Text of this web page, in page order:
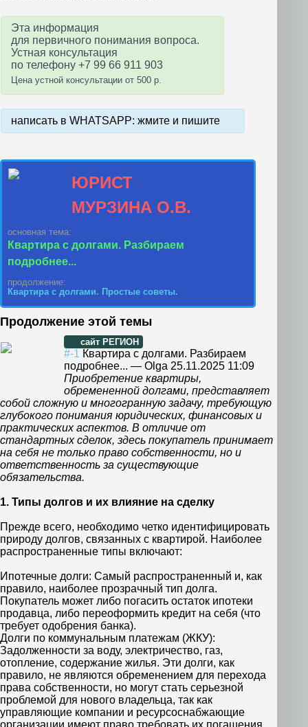
Эта информация
для первичного понимания вопроса.
Устная консультация
по телефону +7 99 66 911 903
Цена устной консультации от 500 р.
написать в WHATSAPP: жмите и пишите
ЮРИСТ
МУРЗИНА О.В.
основная тема:
Квартира с долгами. Разбираем
подробнее...
продолжение:
Квартира с долгами. Простые советы.
Продолжение этой темы
сайт РЕГИОН
#-1 Квартира с долгами. Разбираем
подробнее... — Olga 25.11.2025 11:09
Приобретение квартиры,
обремененной долгами, представляет
собой сложную и многогранную задачу, требующую
глубокого понимания юридических, финансовых и
практических аспектов. В отличие от
стандартных сделок, здесь покупатель принимает
на себя не только право собственности, но и
ответственность за существующие
обязательства.
1. Типы долгов и их влияние на сделку
Прежде всего, необходимо четко идентифицировать
природу долгов, связанных с квартирой. Наиболее
распространенные типы включают:
Ипотечные долги: Самый распространенный и, как
правило, наиболее прозрачный тип долга.
Покупатель может либо погасить остаток ипотеки
продавца, либо переоформить кредит на себя (что
требует одобрения банка).
Долги по коммунальным платежам (ЖКУ):
Задолженности за воду, электричество, газ,
отопление, содержание жилья. Эти долги, как
правило, не являются обременением для перехода
права собственности, но могут стать серьезной
проблемой для нового владельца, так как
управляющие компании и ресурсоснабжающие
организации имеют право требовать их погашения.